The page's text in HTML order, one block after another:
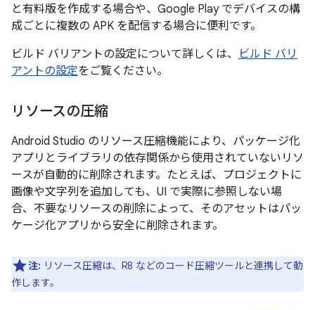
と有料版を作成する場合や、Google Play でデバイスの構
成ごとに複数の APK を配信する場合に便利です。
ビルド バリアントの設定について詳しくは、
ビルド バリ
アントの設定をご覧ください。
リソースの圧縮
Android Studio のリソース圧縮機能により、パッケージ化
アプリとライブラリの依存関係から使用されていないリソ
ースが自動的に削除されます。たとえば、プロジェクトに
画像や文字列を追加しても、UI で実際に参照しない場
合、不要なリソースの削除によって、そのアセットはパッ
ケージ化アプリから安全に削除されます。
注: リソース圧縮は、R8 などのコード圧縮ツールと連携して動
作します。